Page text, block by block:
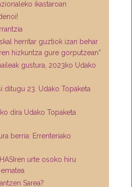
ikastaroan
herritar guztiok izan behar
hizkuntza gure gorputzean”
gustura, 2023ko Udako
ditugu 23. Udako Topaketa
dira Udako Topaketa
berria: Errenteriako
urte osoko hiru
Sarea?